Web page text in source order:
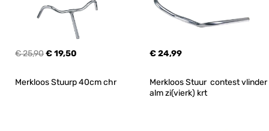
€ 25,90€ 19,50 € 24,99
Merkloos Stuurp 40cm chr
Merkloos Stuur  contest vlinder
alm zi(vierk) krt